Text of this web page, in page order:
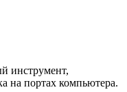
инструмент,
на портах компьютера.